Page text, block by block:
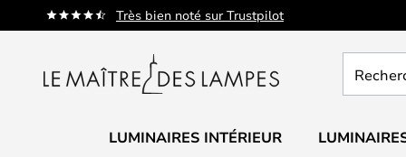
Très bien noté sur Trustpilot
Allez
au
un
LUMINAIRES INTÉRIEUR